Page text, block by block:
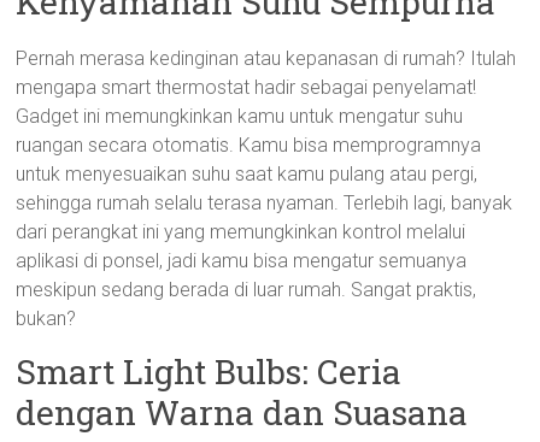
Pernah merasa kedinginan atau kepanasan di rumah? Itulah
mengapa smart thermostat hadir sebagai penyelamat!
Gadget ini memungkinkan kamu untuk mengatur suhu
ruangan secara otomatis. Kamu bisa memprogramnya
untuk menyesuaikan suhu saat kamu pulang atau pergi,
sehingga rumah selalu terasa nyaman. Terlebih lagi, banyak
dari perangkat ini yang memungkinkan kontrol melalui
aplikasi di ponsel, jadi kamu bisa mengatur semuanya
meskipun sedang berada di luar rumah. Sangat praktis,
bukan?
Smart Light Bulbs: Ceria
dengan Warna dan Suasana